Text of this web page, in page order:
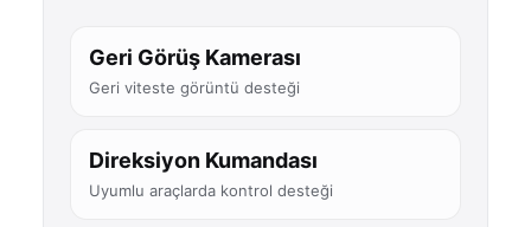
Geri Görüş Kamerası
Geri viteste görüntü desteği
Direksiyon Kumandası
Uyumlu araçlarda kontrol desteği